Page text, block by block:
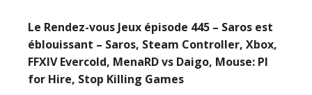
Le Rendez-vous Jeux épisode 445 – Saros est
éblouissant – Saros, Steam Controller, Xbox,
FFXIV Evercold, MenaRD vs Daigo, Mouse: PI
for Hire, Stop Killing Games